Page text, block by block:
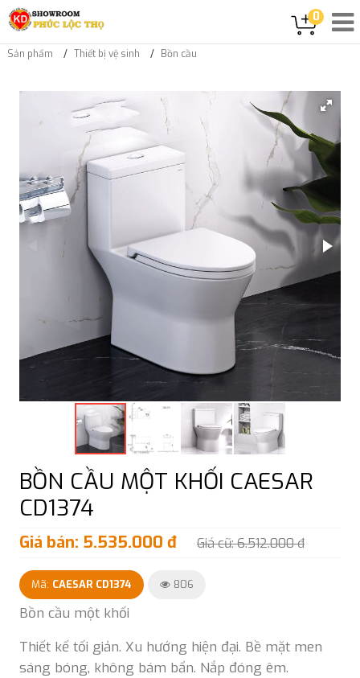
0
Sản phẩm Thiết bị vệ sinh Bồn cầu
BỒN CẦU MỘT KHỐI CAESAR
CD1374
Giá bán: 5.535.000 đ Giá cũ: 6.512.000 đ
Mã: CAESAR CD1374 806
Bồn cầu một khối
Thiết kế tối giản. Xu hướng hiện đại. Bề mặt men
sáng bóng, không bám bẩn. Nắp đóng êm.